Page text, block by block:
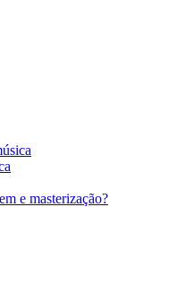
e masterização?